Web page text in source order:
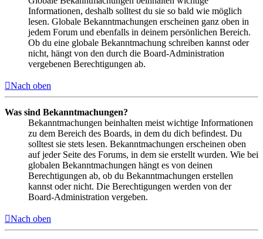
Informationen, deshalb solltest du sie so bald wie möglich
lesen. Globale Bekanntmachungen erscheinen ganz oben in
jedem Forum und ebenfalls in deinem persönlichen Bereich.
Ob du eine globale Bekanntmachung schreiben kannst oder
nicht, hängt von den durch die Board-Administration
vergebenen Berechtigungen ab.
Nach oben
Was sind Bekanntmachungen?
Bekanntmachungen beinhalten meist wichtige Informationen
zu dem Bereich des Boards, in dem du dich befindest. Du
solltest sie stets lesen. Bekanntmachungen erscheinen oben
auf jeder Seite des Forums, in dem sie erstellt wurden. Wie bei
globalen Bekanntmachungen hängt es von deinen
Berechtigungen ab, ob du Bekanntmachungen erstellen
kannst oder nicht. Die Berechtigungen werden von der
Board-Administration vergeben.
Nach oben